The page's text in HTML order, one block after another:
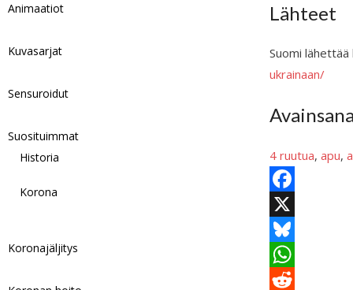
Lähteet
Suomi
ukrainaan/
4 ruutua, apu,
F
a
c
e
X
B
lW
Animaatiot
Kuvasarjat
Sensuroidut
Suosituimmat
Historia
Korona
Koronajäljitys